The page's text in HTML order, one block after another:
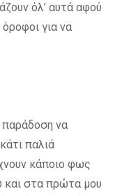
όλ’ αυτά αφού
για να
να
παλιά
κάποιο φως
και στα πρώτα μου